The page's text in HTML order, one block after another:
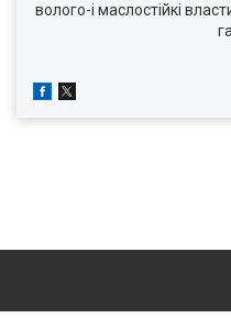
волого-і маслостійкі